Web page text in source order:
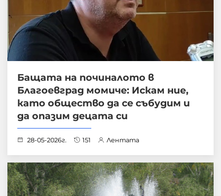
Бащата на починалото в
Благоевград момиче: Искам ние,
като общество да се събудим и
да опазим децата си
28-05-2026г. 151 Лентата